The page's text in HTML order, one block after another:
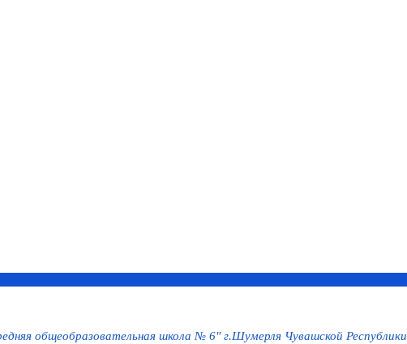
общеобразовательная школа № 6" г.Шумерля Чувашской Республики